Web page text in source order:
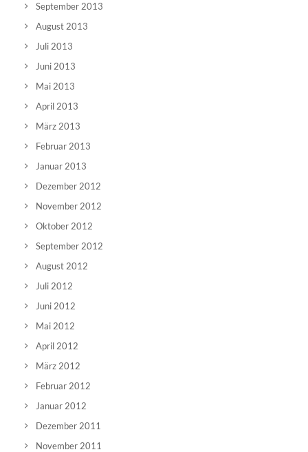
September 2013
August 2013
Juli 2013
Juni 2013
Mai 2013
April 2013
März 2013
Februar 2013
Januar 2013
Dezember 2012
November 2012
Oktober 2012
September 2012
August 2012
Juli 2012
Juni 2012
Mai 2012
April 2012
März 2012
Februar 2012
Januar 2012
Dezember 2011
November 2011